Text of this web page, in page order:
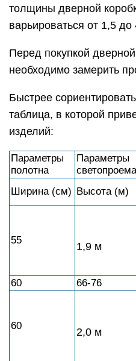
толщины дверной
варьироваться от 1,5 до
Перед покупкой
необходимо замерить
Быстрее
таблица, в которой
изделий:
Параметры
полотна
Параметры
светопроема
Ширина (см) Высота (м)
55
1,9 м
60 66-76
60
2,0 м